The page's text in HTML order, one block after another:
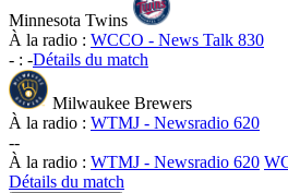
Minnesota Twins
À la radio : WCCO - News Talk 830
- : -Détails du match
Milwaukee Brewers
À la radio : WTMJ - Newsradio 620
--
À la radio : WTMJ - Newsradio 620
Détails du match